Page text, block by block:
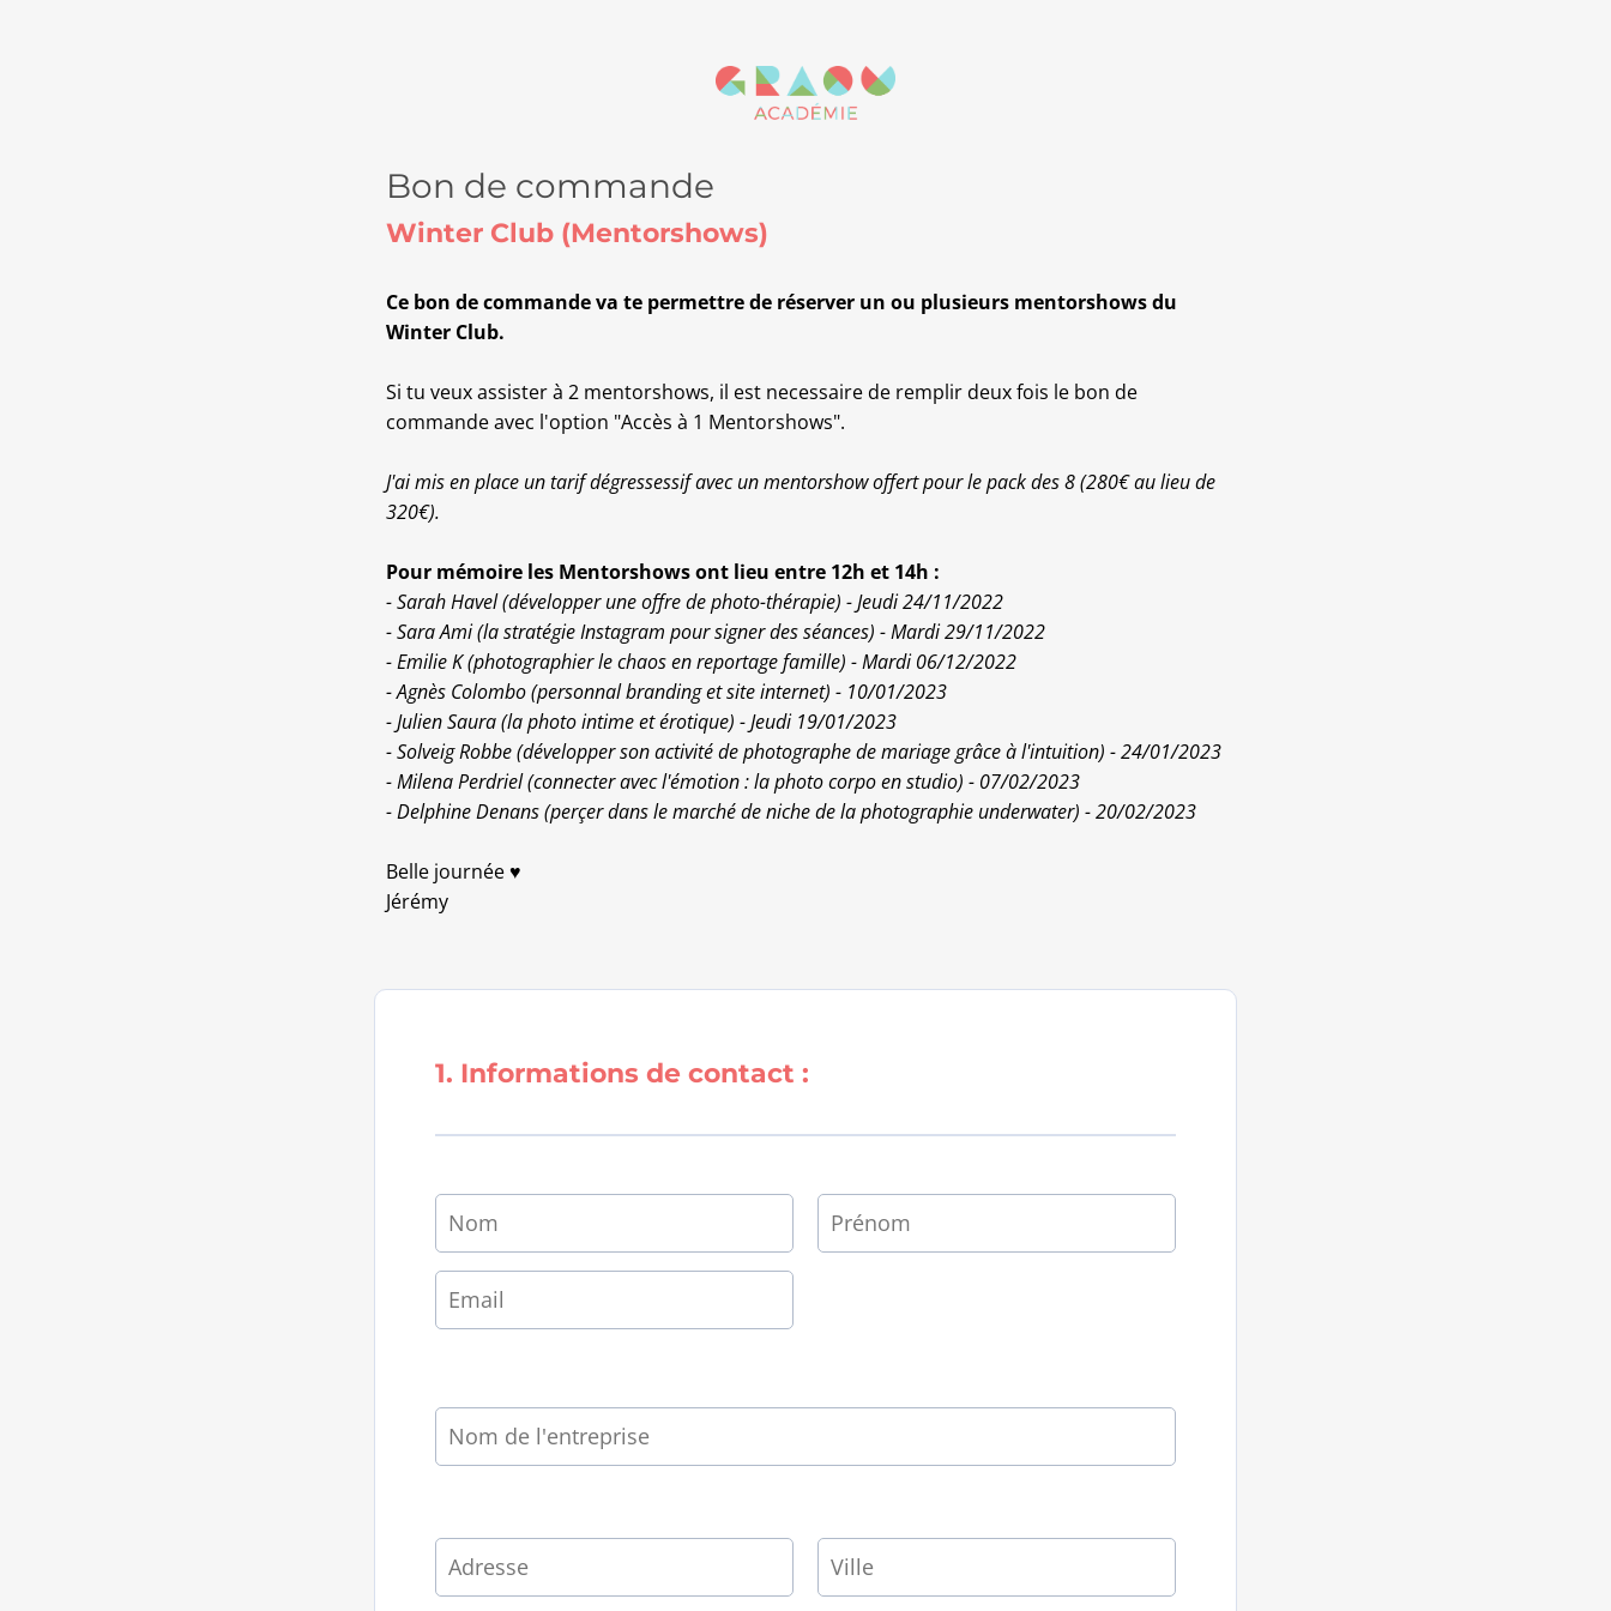
Bon de commande
Winter Club (Mentorshows)
Ce bon de commande va te permettre de réserver un ou plusieurs mentorshows du
Winter Club.
Si tu veux assister à 2 mentorshows, il est necessaire de remplir deux fois le bon de
commande avec l'option "Accès à 1 Mentorshows".
J'ai mis en place un tarif dégressessif avec un mentorshow offert pour le pack des 8 (280€ au lieu de
320€).
Pour mémoire les Mentorshows ont lieu entre 12h et 14h :
- Sarah Havel (développer une offre de photo-thérapie) - Jeudi 24/11/2022
- Sara Ami (la stratégie Instagram pour signer des séances) - Mardi 29/11/2022
- Emilie K (photographier le chaos en reportage famille) - Mardi 06/12/2022
- Agnès Colombo (personnal branding et site internet) - 10/01/2023
- Julien Saura (la photo intime et érotique) - Jeudi 19/01/2023
- Solveig Robbe (développer son activité de photographe de mariage grâce à l'intuition) - 24/01/2023
- Milena Perdriel (connecter avec l'émotion : la photo corpo en studio) - 07/02/2023
- Delphine Denans (perçer dans le marché de niche de la photographie underwater) - 20/02/2023
Belle journée ♥
Jérémy
1. Informations de contact :